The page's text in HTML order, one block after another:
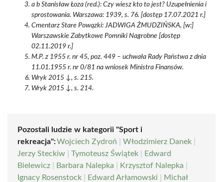
a b Stanisław Łoza (red.): Czy wiesz kto to jest? Uzupełnienia i
sprostowania. Warszawa: 1939, s. 76. [dostęp 17.07.2021 r.]
Cmentarz Stare Powązki: JADWIGA ŻMUDZIŃSKA, [w:]
Warszawskie Zabytkowe Pomniki Nagrobne [dostęp
02.11.2019 r.]
M.P. z 1955 r. nr 45, poz. 449 – uchwała Rady Państwa z dnia
11.01.1955 r. nr 0/81 na wniosek Ministra Finansów.
Wryk 2015 ↓, s. 215.
Wryk 2015 ↓, s. 214.
Pozostali ludzie w kategorii "Sport i
rekreacja":Wojciech Zydroń Włodzimierz Danek
Jerzy Steckiw
Tymoteusz Świątek
Edward
Bielewicz
Barbara Nalepka Krzysztof Nalepka
Ignacy Rosenstock
Edward Arłamowski
Michał